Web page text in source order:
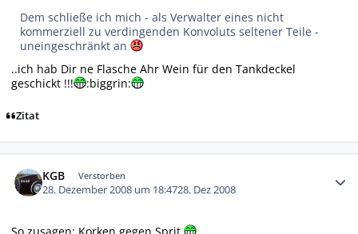
Dem schließe ich mich - als Verwalter eines nicht
kommerziell zu verdingenden Konvoluts seltener Teile -
uneingeschränkt an
..ich hab Dir ne Flasche Ahr Wein für den Tankdeckel
geschickt !!!
:biggrin:
Zitat
KGB Verstorben
28. Dezember 2008 um 18:4728. Dez 2008